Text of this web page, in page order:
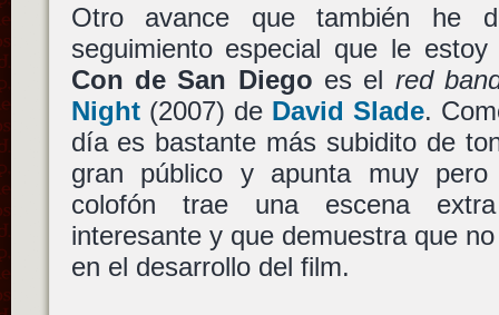
Otro avance que también he
seguimiento especial que le
Con de San Diego es el red
Night(2007) de David Slade.
día es bastante más subidito de
gran público y apunta muy
colofón trae una escena
interesante y que demuestra que
en el desarrollo del film.